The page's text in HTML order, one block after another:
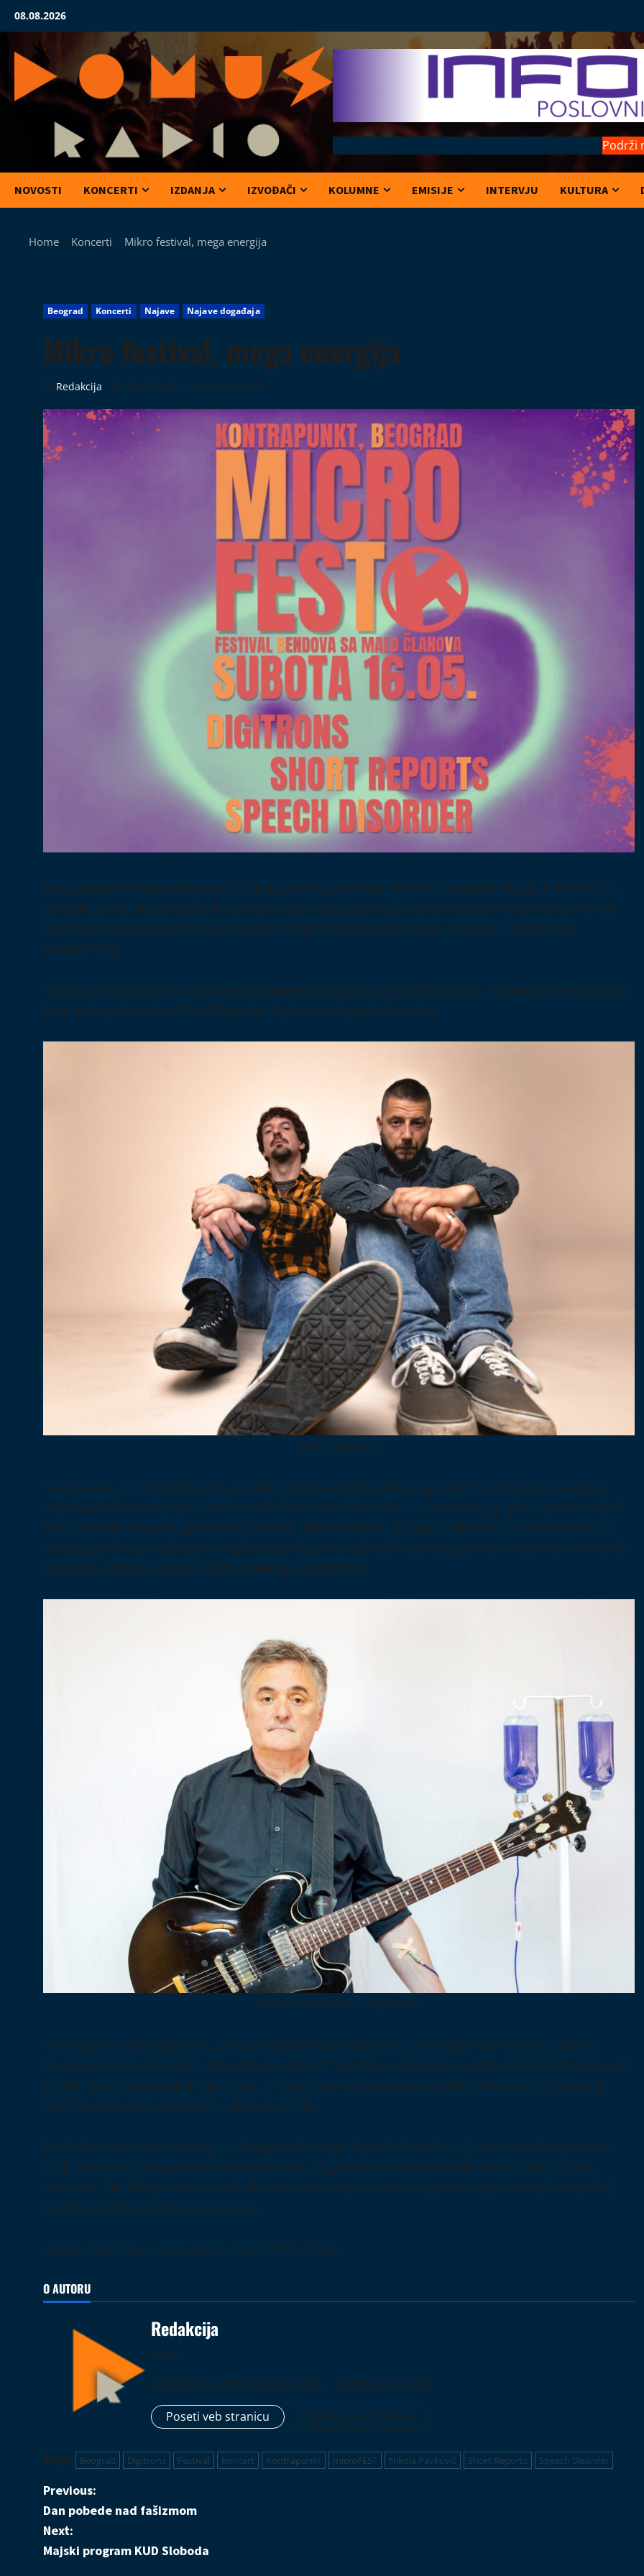
08.08.2026
Podrži
NOVOSTI KONCERTI IZDANJA IZVOĐAČI KOLUMNE EMISIJE INTERVJU KULTURA
Home Koncerti Mikro festival, mega energija
Beograd Koncerti Najave Najave događaja
Mikro festival, mega energija
Redakcija 12.05.2026 2 minutes read
Beogradski Kontrapunkt nastavlja da gura programe koji ne liče ni na jedan drugi, a mikroFEST,
zakazan za 16. maj, okuplja tri izvođača koji imaju zajedničku stvar: nijedan bend nema više od
dva člana. Minimalan broj ljudi na bini, maksimalna količina buke, energije i prostora za
eksperiment.
Publiku u Kontrapunktu očekuje spoj alternativnog roka, garažnog zvuka, industriala i elektronike,
kroz nastupe bendova Short Reports, Digitrons i Speech Disorder.
Short Reports
Novosadski duo Short Reports iza sebe već ima ozbiljan broj regionalnih i evropskih nastupa,
uključujući festivale poput EXIT-a, Nišville-a i Next Festivala u Luksemburgu, gde su predstavljali
Novi Sad kao Evropsku prestonicu kulture. Njihov album „Vožnja“, objavljen za izdavačku kuću
Kontra, završio je na brojnim regionalnim listama najboljih izdanja godine, a našao se i među 80
najboljih albuma sveta po izboru BeeHype platforme.
Nikola Pavković – Digitrons
Iz Zrenjanina stiže Digitrons, solo projekat Nikole Pavkovića, poznatog i kao osnivača benda
Oružjem Protivu Otmičara. Novi album „Aceton“ tek što je objavljen, a mikroFEST će biti jedna od
prilika da se taj materijal čuje uživo, u formi koja više podseća na hibrid koncerta i digitalnog
performansa nego na klasičnu klupsku svirku.
Treći deo večeri rezervisan je za beogradski dvojac Speech Disorder, čiji zvuk kombinuje noise
rock, industrial i eksperimentalne elemente. Organizatori njihov nastup opisuju kao „fizičko
iskustvo“, što deluje sasvim u skladu sa kombinacijom masivnog basa i agresivnog bubnja koji
bend koristi kao osnovu svog izraza.
Ulaz je od 21 čas, a cena karte iznosi 1000 dinara.
O AUTORU
Redakcija
Editor
Redakcijski tim Domus radija. Služimo narodu!
Poseti veb stranicu Pogledaj sve tekstove
Tags: Beograd Digitrons Festival koncert Kontrapunkt microFEST Nikola Pavković Short Reports Speech Disorder
P
o
s
Previous:
Dan pobede nad fašizmom
Next:
Majski program KUD Sloboda